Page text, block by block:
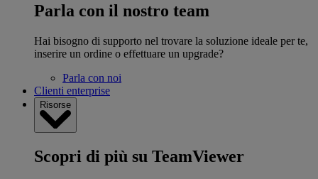
Parla con il nostro team
Hai bisogno di supporto nel trovare la soluzione ideale per te,
inserire un ordine o effettuare un upgrade?
Parla con noi
Clienti enterprise
Risorse
Scopri di più su TeamViewer